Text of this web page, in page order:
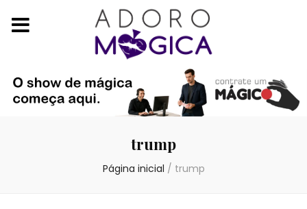
trump
Página inicial / trump